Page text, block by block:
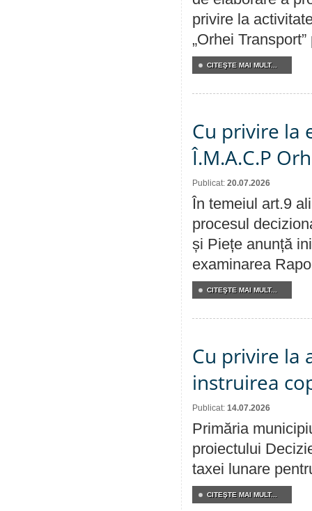
privire la
„Orhei
CITEŞTE MAI MULT...
Cu privire la
Î.M.A.C.P
Publicat: 20.07.2026
În temeiul art.9
procesul
și Piețe anunță
examinarea
CITEŞTE MAI MULT...
Cu privire la
instruirea
Publicat: 14.07.2026
Primăria
proiectului
taxei lunare
CITEŞTE MAI MULT...